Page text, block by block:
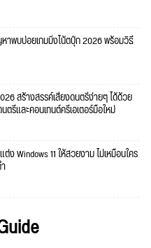
าพบบ่อยเกมมิ่งโน้ตบุ๊ก 2026 พร้อมวิธี
สร้างสรรค์เสียงดนตรีง่ายๆ ได้ด้วย
รีและคอนเทนต์ครีเอเตอร์มือใหม่
Windows 11 ให้สวยงาม ไม่เหมือนใคร